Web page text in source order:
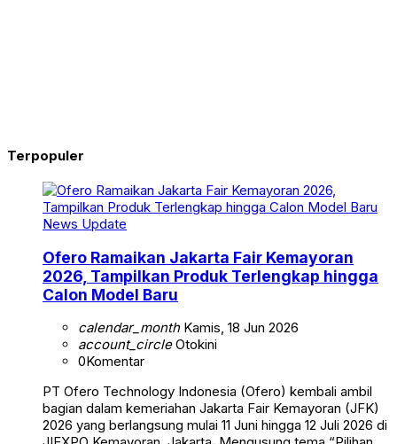
Terpopuler
News Update
Ofero Ramaikan Jakarta Fair Kemayoran
2026, Tampilkan Produk Terlengkap hingga
Calon Model Baru
calendar_monthKamis, 18 Jun 2026
account_circleOtokini
0Komentar
PT Ofero Technology Indonesia (Ofero) kembali ambil
bagian dalam kemeriahan Jakarta Fair Kemayoran (JFK)
2026 yang berlangsung mulai 11 Juni hingga 12 Juli 2026 di